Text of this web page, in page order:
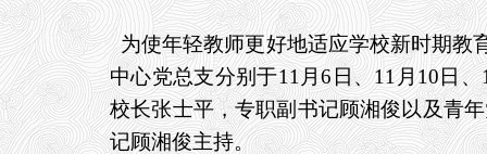
为使年轻教师更好地适应学校新时期教
中心党总支分别于11月6日、11月10日
校长张士平，专职副书记顾湘俊以及青
记顾湘俊主持。